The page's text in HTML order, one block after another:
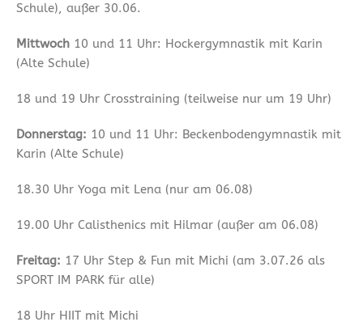
Schule), außer 30.06.
Mittwoch 10 und 11 Uhr: Hockergymnastik mit Karin
(Alte Schule)
18 und 19 Uhr Crosstraining (teilweise nur um 19 Uhr)
Donnerstag: 10 und 11 Uhr: Beckenbodengymnastik mit
Karin (Alte Schule)
18.30 Uhr Yoga mit Lena (nur am 06.08)
19.00 Uhr Calisthenics mit Hilmar (außer am 06.08)
Freitag: 17 Uhr Step & Fun mit Michi (am 3.07.26 als
SPORT IM PARK für alle)
18 Uhr HIIT mit Michi